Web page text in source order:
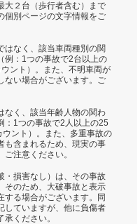
大２台（歩行者含む）まで
個別ページの文字情報をご
はなく、該当車両種別の関
例：1つの事故で2台以上の
ント）。また、不明車両が
ない場合がございます。ご
なく、該当年齢人物の関わ
：1つの事故で2人以上の25
ント）。また、多重事故の
も含まれるため、現実の事
注意ください。
・損害なし）は、その事故
そのため、大破事故と表示
する場合がございます。同
していますが、他に負傷者
ください。